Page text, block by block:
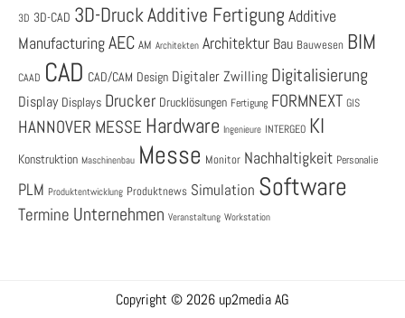
3D 3D-CAD 3D-DruckAdditive Fertigung Additive
ManufacturingAEC AM Architekten Architektur Bau Bauwesen BIM
CAAD CAD CAD/CAM Design Digitaler Zwilling Digitalisierung
Display Displays Drucker Drucklösungen Fertigung FORMNEXT GIS
HANNOVER MESSE Hardware Ingenieure INTERGEO KI
Konstruktion Maschinenbau Messe Monitor Nachhaltigkeit Personalie
PLM Produktentwicklung Produktnews Simulation Software
Termine Unternehmen Veranstaltung Workstation
Copyright © 2026 up2media AG